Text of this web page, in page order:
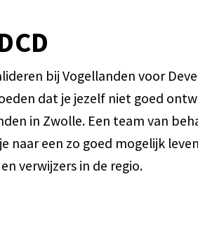
bij Vogellanden voor
dat je jezelf niet goed
in Zwolle. Een team van
naar een zo goed mogelijk
verwijzers in de regio.